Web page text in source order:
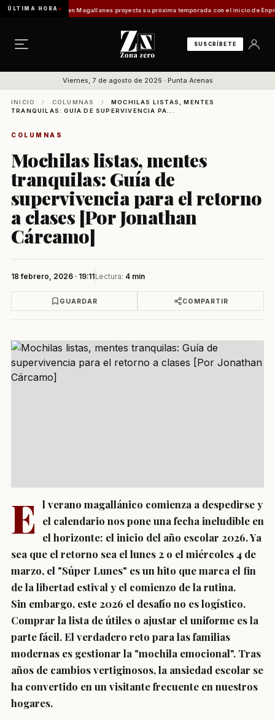
ÚLTIMA HORA
Turismo en Magallanes proyecta su próxima temporada con el inicio de Enprotur
SUSCRÍBETE
Viernes, 7 de agosto de 2026 · Punta Arenas
INICIO / COLUMNAS /
MOCHILAS LISTAS, MENTES
TRANQUILAS: GUÍA DE SUPERVIVENCIA PA...
COLUMNAS
Mochilas listas, mentes
tranquilas: Guía de
supervivencia para el retorno
a clases [Por Jonathan
Cárcamo]
18 febrero, 2026 · 19:11Lectura: 4 min
GUARDAR COMPARTIR
E l verano magallánico comienza a despedirse y
el calendario nos pone una fecha ineludible en
el horizonte: el inicio del año escolar 2026. Ya
sea que el retorno sea el lunes 2 o el miércoles 4 de
marzo, el "Súper Lunes" es un hito que marca el fin
de la libertad estival y el comienzo de la rutina.
Sin embargo, este 2026 el desafío no es logístico.
Comprar la lista de útiles o ajustar el uniforme es la
parte fácil. El verdadero reto para las familias
modernas es gestionar la "mochila emocional". Tras
años de cambios vertiginosos, la ansiedad escolar se
ha convertido en un visitante frecuente en nuestros
hogares.